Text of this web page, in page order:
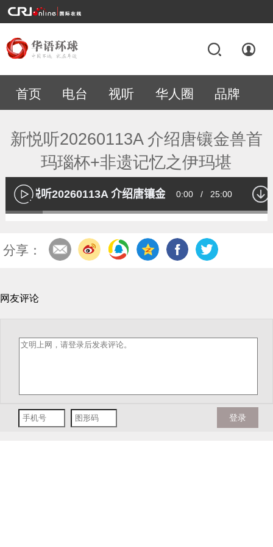
首页 电台 视听 华人圈 品牌
专题
新悦听20260113A 介绍唐镶金兽首
玛瑙杯+非遗记忆之伊玛堪
播
放
新悦听20260113A 介绍唐镶金兽首玛瑙杯+非遗记
Current
0:00 / Duration
25:00
Loaded:
分享：
网友评论
登录